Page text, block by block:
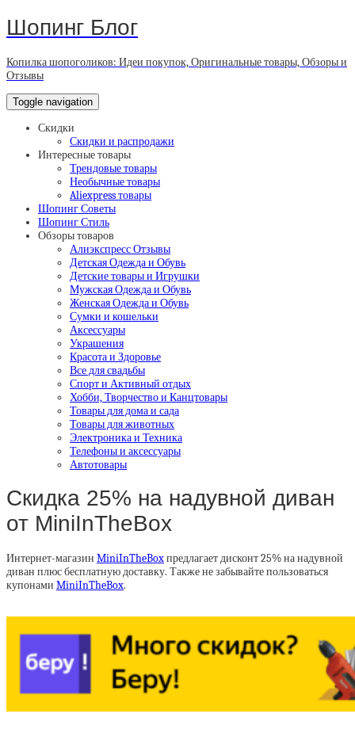
Шопинг Блог
Копилка шопоголиков: Идеи покупок, Оригинальные товары, Обзоры и
Отзывы
Toggle navigation
Скидки
Скидки и распродажи
Интересные товары
Трендовые товары
Необычные товары
Aliexpress товары
Шопинг Советы
Шопинг Стиль
Обзоры товаров
Алиэкспресс Отзывы
Детская Одежда и Обувь
Детские товары и Игрушки
Мужская Одежда и Обувь
Женская Одежда и Обувь
Сумки и кошельки
Аксессуары
Украшения
Красота и Здоровье
Все для свадьбы
Спорт и Активный отдых
Хобби, Творчество и Канцтовары
Товары для дома и сада
Товары для животных
Электроника и Техника
Телефоны и аксессуары
Автотовары
Скидка 25% на надувной диван
от MiniInTheBox
Интернет-магазин MiniInTheBoxпредлагает дисконт 25% на надувной
диван плюс бесплатную доставку. Также не забывайте пользоваться
купонами MiniInTheBox.